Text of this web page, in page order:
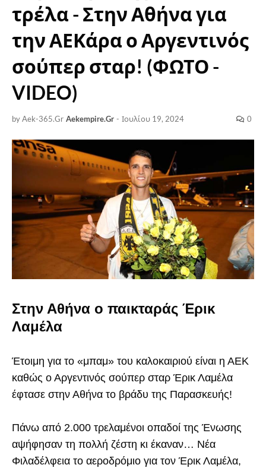
τρέλα - Στην Αθήνα για
την ΑΕΚάρα ο Αργεντινός
σούπερ σταρ! (ΦΩΤΟ -
VIDEO)
by Aek-365.Gr Aekempire.Gr - Ιουλίου 19, 2024 0
Στην Αθήνα ο παικταράς Έρικ
Λαμέλα
Έτοιμη για το «μπαμ» του καλοκαιριού είναι η ΑΕΚ
καθώς ο Αργεντινός σούπερ σταρ Έρικ Λαμέλα
έφτασε στην Αθήνα το βράδυ της Παρασκευής!
Πάνω από 2.000 τρελαμένοι οπαδοί της Ένωσης
αψήφησαν τη πολλή ζέστη κι έκαναν… Νέα
Φιλαδέλφεια το αεροδρόμιο για τον Έρικ Λαμέλα,